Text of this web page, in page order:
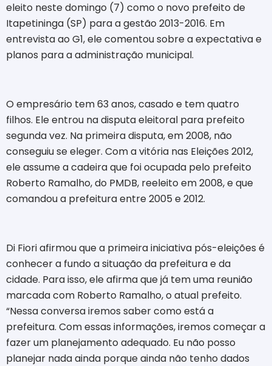
eleito neste domingo (7) como o novo prefeito de
Itapetininga (SP) para a gestão 2013-2016. Em
entrevista ao G1, ele comentou sobre a expectativa e
planos para a administração municipal.
O empresário tem 63 anos, casado e tem quatro
filhos. Ele entrou na disputa eleitoral para prefeito
segunda vez. Na primeira disputa, em 2008, não
conseguiu se eleger. Com a vitória nas Eleições 2012,
ele assume a cadeira que foi ocupada pelo prefeito
Roberto Ramalho, do PMDB, reeleito em 2008, e que
comandou a prefeitura entre 2005 e 2012.
Di Fiori afirmou que a primeira iniciativa pós-eleições é
conhecer a fundo a situação da prefeitura e da
cidade. Para isso, ele afirma que já tem uma reunião
marcada com Roberto Ramalho, o atual prefeito.
“Nessa conversa iremos saber como está a
prefeitura. Com essas informações, iremos começar a
fazer um planejamento adequado. Eu não posso
planejar nada ainda porque ainda não tenho dados